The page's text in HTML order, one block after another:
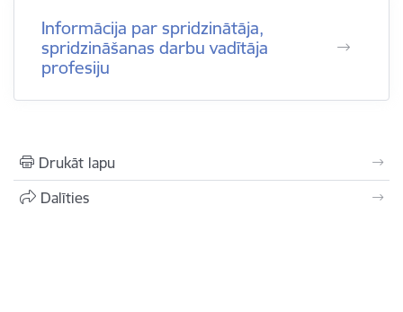
Informācija par spridzinātāja,
spridzināšanas darbu vadītāja
profesiju
Drukāt lapu
Dalīties